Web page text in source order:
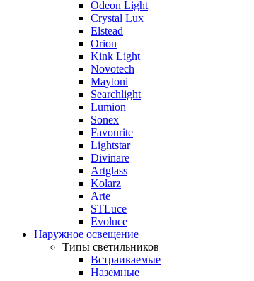
Odeon Light
Crystal Lux
Elstead
Orion
Kink Light
Novotech
Maytoni
Searchlight
Lumion
Sonex
Favourite
Lightstar
Divinare
Artglass
Kolarz
Arte
STLuce
Evoluce
Наружное освещение
Типы светильников
Встраиваемые
Наземные